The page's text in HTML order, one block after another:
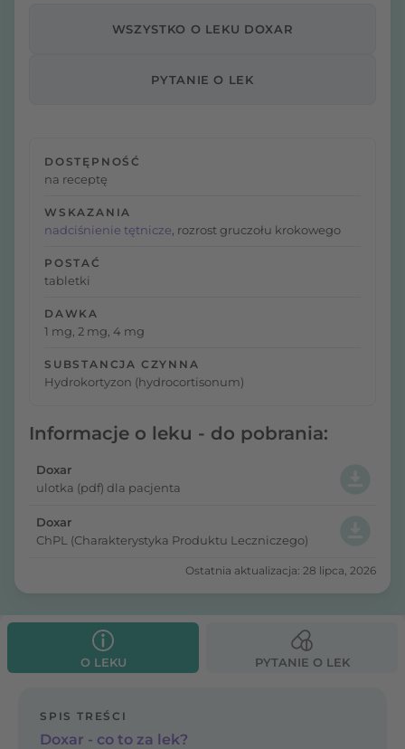
WSZYSTKO O LEKU DOXAR
PYTANIE O LEK
DOSTĘPNOŚĆ
na receptę
WSKAZANIA
nadciśnienie tętnicze , rozrost gruczołu krokowego
POSTAĆ
tabletki
DAWKA
1 mg, 2 mg, 4 mg
SUBSTANCJA CZYNNA
Hydrokortyzon (hydrocortisonum)
Informacje o leku - do pobrania:
Doxar
ulotka (pdf) dla pacjenta
Doxar
ChPL (Charakterystyka Produktu Leczniczego)
Ostatnia aktualizacja: 28 lipca, 2026
O LEKU PYTANIE O LEK
SPIS TREŚCI
Doxar - co to za lek?